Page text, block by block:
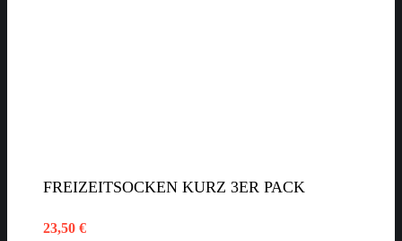
FREIZEITSOCKEN KURZ 3ER PACK
23,50 €